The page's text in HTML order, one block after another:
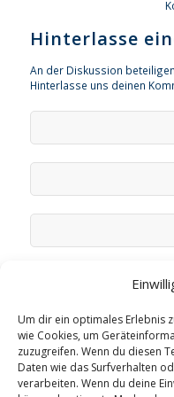
Um dir ein optimales Erlebnis
wie Cookies, um
zuzugreifen. Wenn du diesen
Daten wie das Surfverhalten
verarbeiten. Wenn du deine
Hinterlasse
An der Diskussion
Hinterlasse uns deinen
Name, E-Mail-Adresse
meinen nächsten